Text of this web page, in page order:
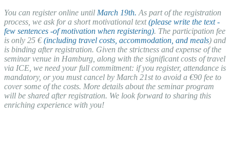
You can register online until March 19th. As part of the registration
process, we ask for a short motivational text(please write the text -
few sentences -of motivation when registering). The participation fee
is only 25 €(including travel costs, accommodation, and meals) and
is binding after registration. Given the strictness and expense of the
seminar venue in Hamburg, along with the significant costs of travel
via ICE, we need your full commitment: if you register, attendance is
mandatory, or you must cancel by March 21st to avoid a €90 fee to
cover some of the costs. More details about the seminar program
will be shared after registration. We look forward to sharing this
enriching experience with you!